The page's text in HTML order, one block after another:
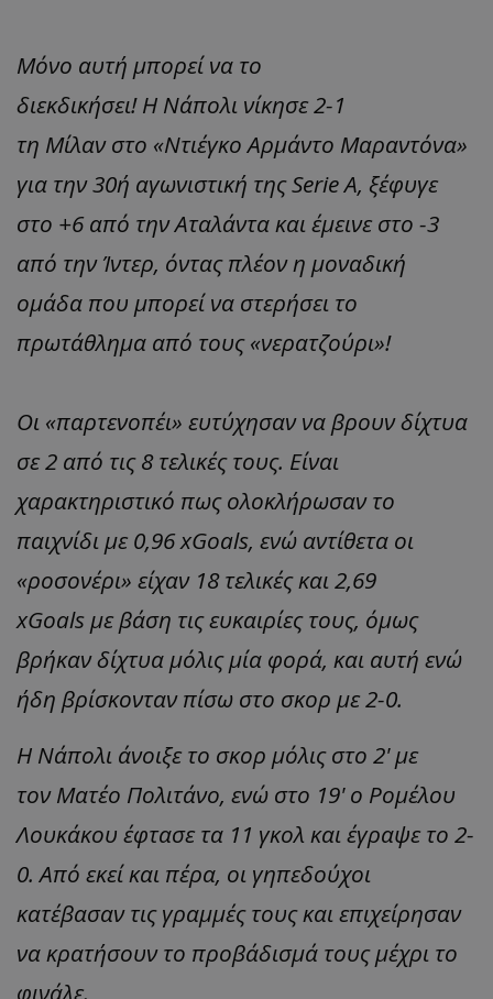
Mόνο αυτή μπορεί να το
διεκδικήσει! Η Νάπολι νίκησε 2-1
τη Μίλαν στο «Ντιέγκο Αρμάντο Μαραντόνα»
για την 30ή αγωνιστική της Serie A, ξέφυγε
στο +6 από την Αταλάντα και έμεινε στο -3
από την Ίντερ, όντας πλέον η μοναδική
ομάδα που μπορεί να στερήσει το
πρωτάθλημα από τους «νερατζούρι»!
Οι «παρτενοπέι» ευτύχησαν να βρουν δίχτυα
σε 2 από τις 8 τελικές τους. Είναι
χαρακτηριστικό πως ολοκλήρωσαν το
παιχνίδι με 0,96 xGoals, ενώ αντίθετα οι
«ροσονέρι» είχαν 18 τελικές και 2,69
xGoals με βάση τις ευκαιρίες τους, όμως
βρήκαν δίχτυα μόλις μία φορά, και αυτή ενώ
ήδη βρίσκονταν πίσω στο σκορ με 2-0.
Η Νάπολι άνοιξε το σκορ μόλις στο 2' με
τον Ματέο Πολιτάνο, ενώ στο 19' ο Ρομέλου
Λουκάκου έφτασε τα 11 γκολ και έγραψε το 2-
0. Από εκεί και πέρα, οι γηπεδούχοι
κατέβασαν τις γραμμές τους και επιχείρησαν
να κρατήσουν το προβάδισμά τους μέχρι το
φινάλε.